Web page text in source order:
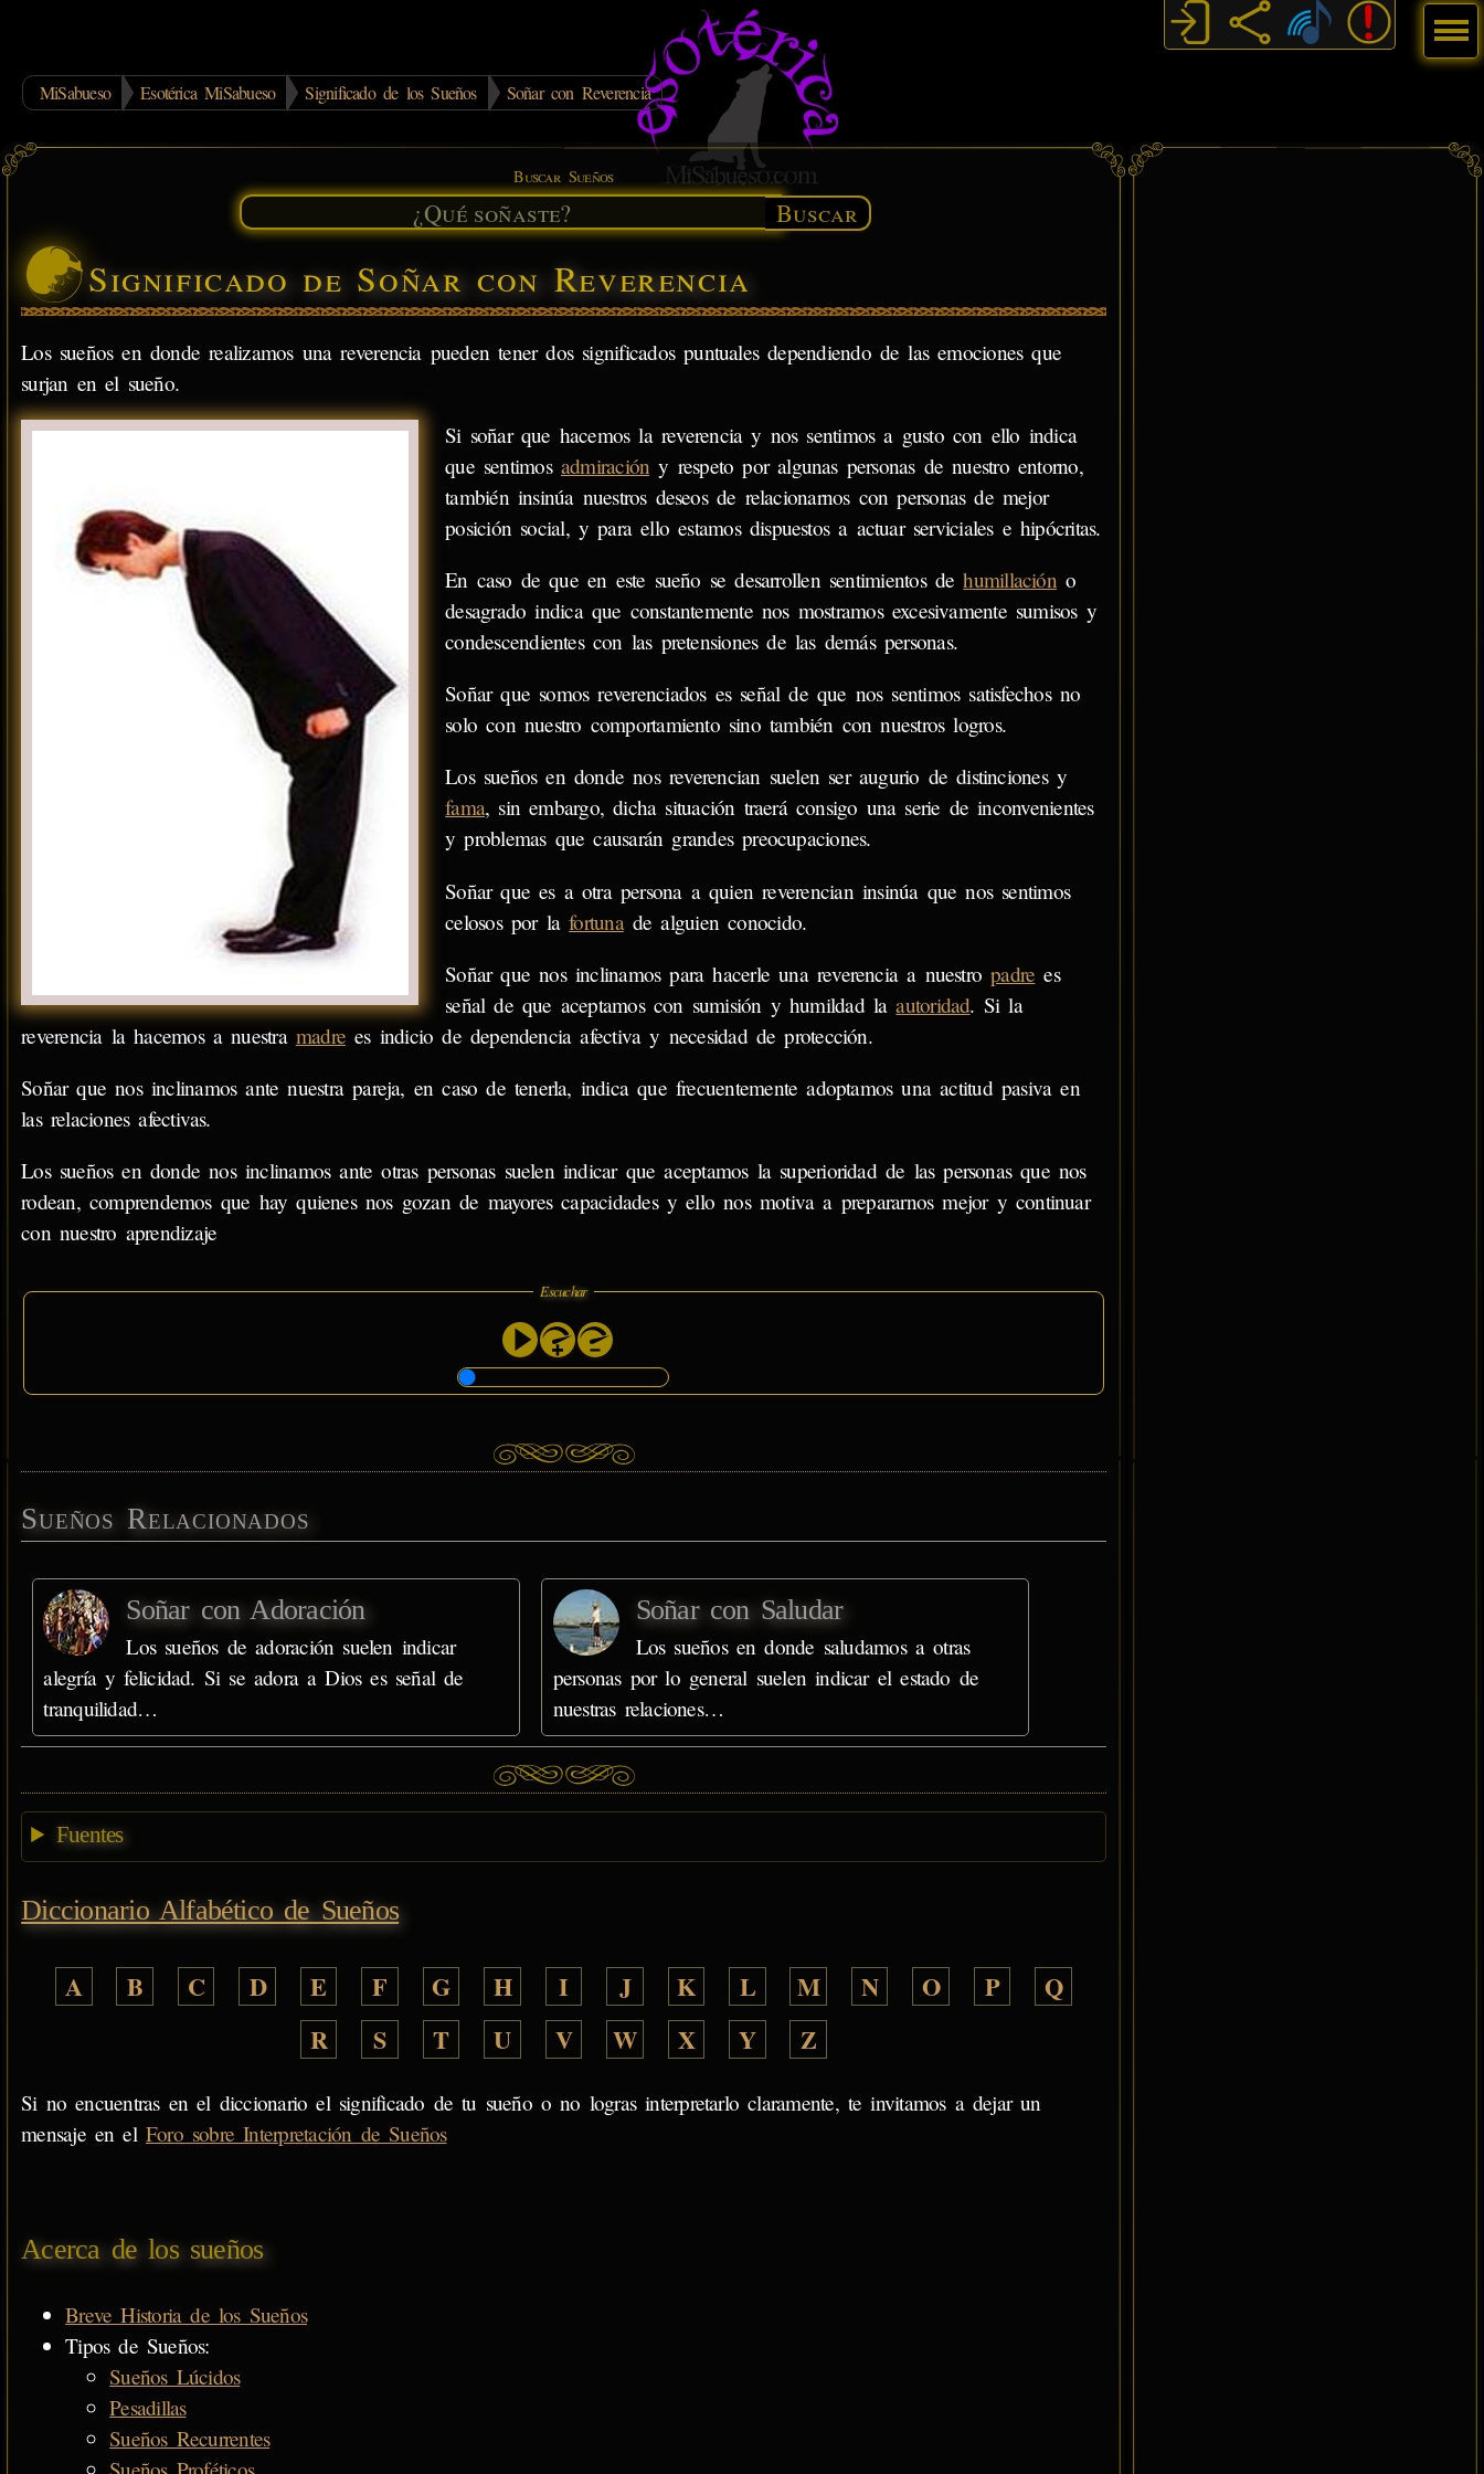
MiSabueso Esotérica MiSabueso Significado de los Sueños Soñar con Reverencia
Buscar Sueños
Buscar
Significado de Soñar con Reverencia
Los sueños en donde realizamos una reverencia pueden tener dos significados puntuales dependiendo de las emociones que
surjan en el sueño.
Si soñar que hacemos la reverencia y nos sentimos a gusto con ello indica
que sentimos admiración y respeto por algunas personas de nuestro entorno,
también insinúa nuestros deseos de relacionarnos con personas de mejor
posición social, y para ello estamos dispuestos a actuar serviciales e hipócritas.
En caso de que en este sueño se desarrollen sentimientos dehumillacióno
desagrado indica que constantemente nos mostramos excesivamente sumisos y
condescendientes con las pretensiones de las demás personas.
Soñar que somos reverenciados es señal de que nos sentimos satisfechos no
solo con nuestro comportamiento sino también con nuestros logros.
Los sueños en donde nos reverencian suelen ser augurio de distinciones y
fama, sin embargo, dicha situación traerá consigo una serie de inconvenientes
y problemas que causarán grandes preocupaciones.
Soñar que es a otra persona a quien reverencian insinúa que nos sentimos
celosos por lafortunade alguien conocido.
Soñar que nos inclinamos para hacerle una reverencia a nuestropadre es
señal de que aceptamos con sumisión y humildad laautoridad. Si la
reverencia la hacemos a nuestra madrees indicio de dependencia afectiva y necesidad de protección.
Soñar que nos inclinamos ante nuestra pareja, en caso de tenerla, indica que frecuentemente adoptamos una actitud pasiva en
las relaciones afectivas.
Los sueños en donde nos inclinamos ante otras personas suelen indicar que aceptamos la superioridad de las personas que nos
rodean, comprendemos que hay quienes nos gozan de mayores capacidades y ello nos motiva a prepararnos mejor y continuar
con nuestro aprendizaje
Escuchar
Sueños Relacionados
Soñar con Adoración
Los sueños de adoración suelen indicar
alegría y felicidad. Si se adora a Dios es señal de
tranquilidad…
Soñar con Saludar
Los sueños en donde saludamos a otras
personas por lo general suelen indicar el estado de
nuestras relaciones…
Fuentes
Diccionario Alfabético de Sueños
A B C D E F G H I J K L M N O P
Q
R
S T U V W X Y Z
Si no encuentras en el diccionario el significado de tu sueño o no logras interpretarlo claramente, te invitamos a dejar un
mensaje en el Foro sobre Interpretación de Sueños
Acerca de los sueños
Breve Historia de los Sueños
Tipos de Sueños:
Sueños Lúcidos
Pesadillas
Sueños Recurrentes
Menú